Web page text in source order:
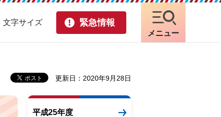
文字サイズ 緊急情報
メニュー
更新日：2020年9月28日
平成25年度